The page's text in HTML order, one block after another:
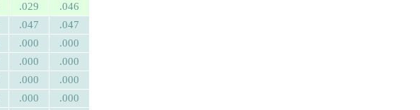
.029 .046
.047 .047
.000 .000
.000 .000
.000 .000
.000 .000